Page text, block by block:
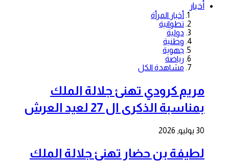
أخبار
أخبار المرأة
تطوانية
دولية
وطنية
جهوية
رياضة
مشاهدة الكل
مريم كرودي تهنئ جلالة الملك
بمناسبة الذكرى ال 27 لعيد العرش
30 يوليو, 2026
لطيفة بن حضار تهنئ جلالة الملك